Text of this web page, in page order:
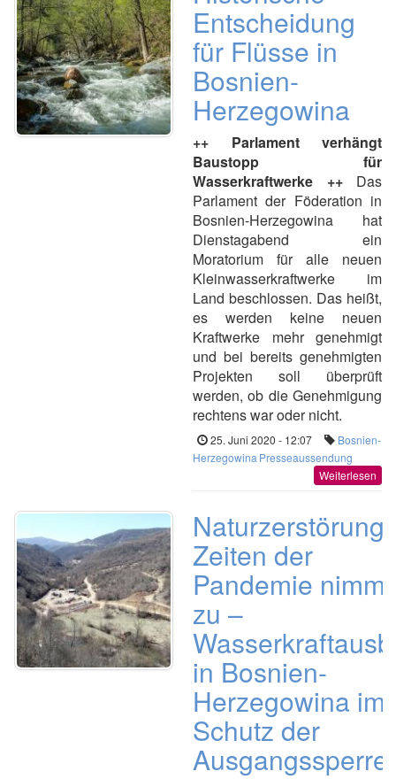
Entscheidung
für Flüsse in
Bosnien-
Herzegowina
++ Parlament verhängt
Baustopp für
Wasserkraftwerke ++
Das
Parlament der Föderation in
Bosnien-Herzegowina hat
Dienstagabend ein
Moratorium für alle neuen
Kleinwasserkraftwerke im
Land beschlossen. Das heißt,
es werden keine neuen
Kraftwerke mehr genehmigt
und bei bereits genehmigten
Projekten soll überprüft
werden, ob die Genehmigung
rechtens war oder nicht.
25. Juni 2020 - 12:07
Bosnien-
Herzegowina Presseaussendung
Weiterlesen
Naturzerstörung
Zeiten der
Pandemie nimmt
zu –
in Bosnien-
Herzegowina im
Schutz der
Ausgangssperre